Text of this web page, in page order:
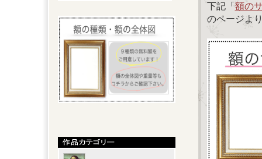
下記「額の
のページよ